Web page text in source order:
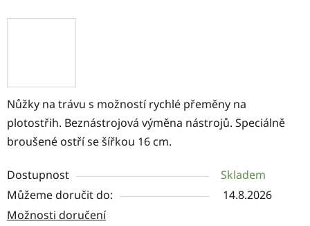
Nůžky na trávu s možností rychlé přeměny na
plotostřih. Beznástrojová výměna nástrojů. Speciálně
broušené ostří se šířkou 16 cm.
Dostupnost
Skladem
Můžeme doručit do:
14.8.2026
Možnosti doručení